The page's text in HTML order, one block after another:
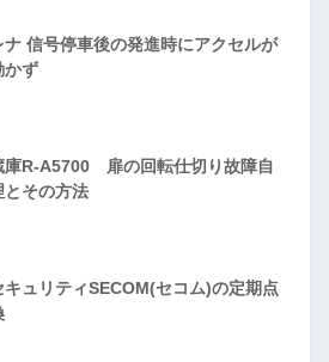
ナ 信号停車後の発進時にアクセルが
かず
庫R-A5700 扉の回転仕切り故障自
とその方法
キュリティSECOM(セコム)の定期点